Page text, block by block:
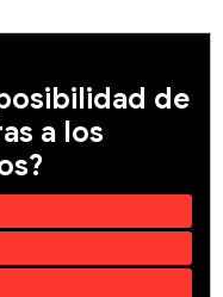
de
a los